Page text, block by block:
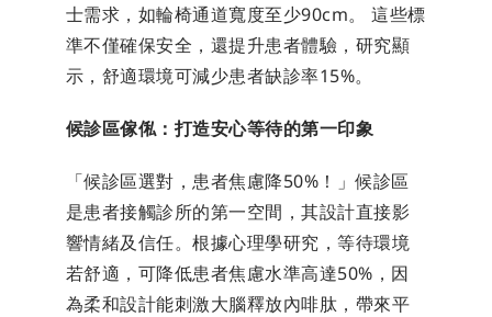
士需求，如輪椅通道寬度至少90cm。 這些標
準不僅確保安全，還提升患者體驗，研究顯
示，舒適環境可減少患者缺診率15%。
候診區傢俬：打造安心等待的第一印象
「候診區選對，患者焦慮降50%！」候診區
是患者接觸診所的第一空間，其設計直接影
響情緒及信任。根據心理學研究，等待環境
若舒適，可降低患者焦慮水準高達50%，因
為柔和設計能刺激大腦釋放內啡肽，帶來平